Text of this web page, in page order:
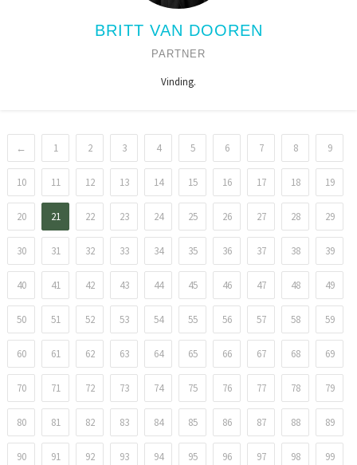
BRITT VAN DOOREN
PARTNER
Vinding.
← 1 2 3 4 5 6 7 8 9
10 11 12 13 14 15 16 17 18 19
20 21 22 23 24 25 26 27 28 29
30 31 32 33 34 35 36 37 38 39
40 41 42 43 44 45 46 47 48 49
50 51 52 53 54 55 56 57 58 59
60 61 62 63 64 65 66 67 68 69
70 71 72 73 74 75 76 77 78 79
80 81 82 83 84 85 86 87 88 89
90 91 92 93 94 95 96 97 98 99